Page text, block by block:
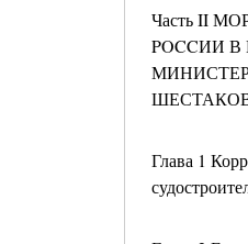
Часть II
POCCИИ
Глава 1